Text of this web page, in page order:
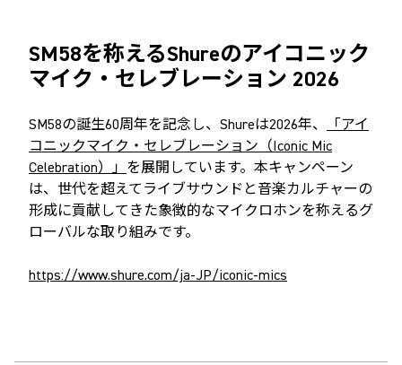
SM58を称えるShureのアイコニック
マイク・セレブレーション 2026
SM58の誕生60周年を記念し、Shureは2026年、
「アイ
コニックマイク・セレブレーション（Iconic Mic
Celebration）」 を展開しています。本キャンペーン
は、世代を超えてライブサウンドと音楽カルチャーの
形成に貢献してきた象徴的なマイクロホンを称えるグ
ローバルな取り組みです。
https://www.shure.com/ja-JP/iconic-mics